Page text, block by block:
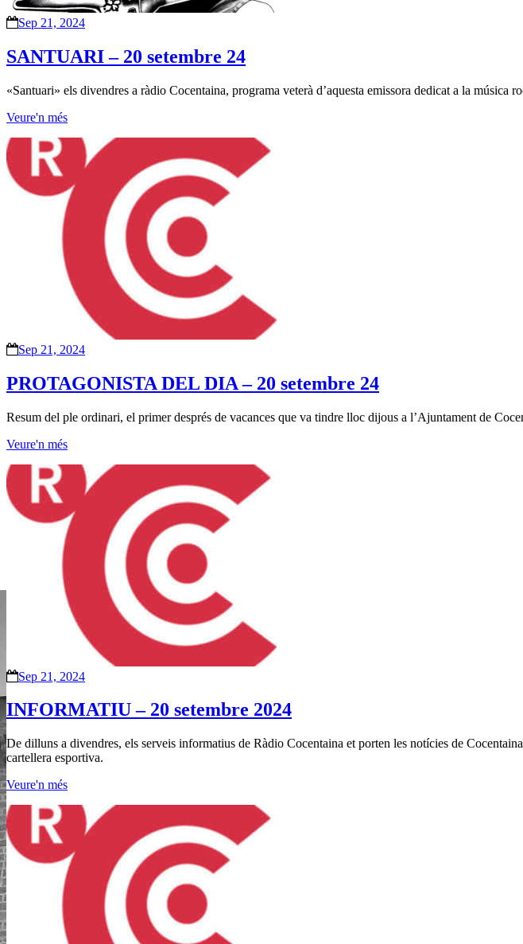
Sep 21, 2024
SANTUARI – 20 setembre 24
«Santuari» els divendres a ràdio Cocentaina, programa veterà d’aquesta emissora dedicat a la
Veure'n més
Sep 21, 2024
PROTAGONISTA DEL DIA – 20 setembre 24
Resum del ple ordinari, el primer després de vacances que va tindre lloc dijous a l’Ajuntament de
Veure'n més
Sep 21, 2024
INFORMATIU – 20 setembre 2024
De dilluns a divendres, els serveis informatius de Ràdio Cocentaina et porten les notícies de
cartellera esportiva.
Veure'n més